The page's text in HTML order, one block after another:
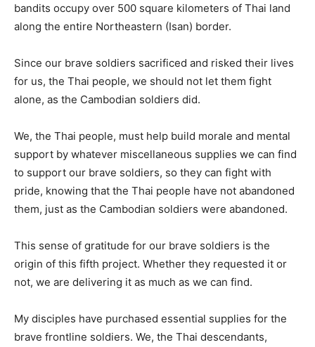
bandits occupy over 500 square kilometers of Thai land
along the entire Northeastern (Isan) border.
Since our brave soldiers sacrificed and risked their lives
for us, the Thai people, we should not let them fight
alone, as the Cambodian soldiers did.
We, the Thai people, must help build morale and mental
support by whatever miscellaneous supplies we can find
to support our brave soldiers, so they can fight with
pride, knowing that the Thai people have not abandoned
them, just as the Cambodian soldiers were abandoned.
This sense of gratitude for our brave soldiers is the
origin of this fifth project. Whether they requested it or
not, we are delivering it as much as we can find.
My disciples have purchased essential supplies for the
brave frontline soldiers. We, the Thai descendants,